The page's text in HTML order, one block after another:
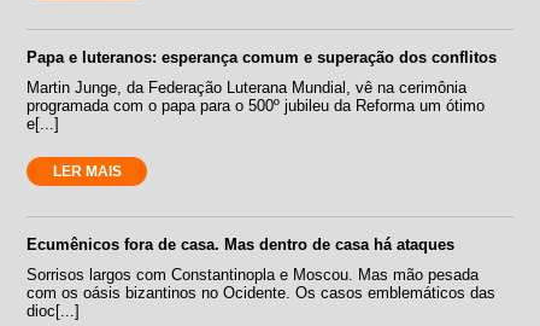
Papa e luteranos: esperança comum e superação dos conflitos
Martin Junge, da Federação Luterana Mundial, vê na cerimônia
programada com o papa para o 500º jubileu da Reforma um ótimo
e[...]
LER MAIS
Ecumênicos fora de casa. Mas dentro de casa há ataques
Sorrisos largos com Constantinopla e Moscou. Mas mão pesada
com os oásis bizantinos no Ocidente. Os casos emblemáticos das
dioc[...]